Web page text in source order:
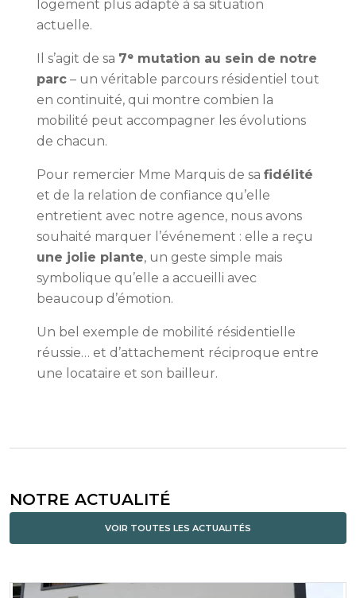
logement plus adapté à sa situation
actuelle.
Il s’agit de sa 7ᵉ mutation au sein de notre
parc– un véritable parcours résidentiel tout
en continuité, qui montre combien la
mobilité peut accompagner les évolutions
de chacun.
Pour remercier Mme Marquis de sa fidélité
et de la relation de confiance qu’elle
entretient avec notre agence, nous avons
souhaité marquer l’événement : elle a reçu
une jolie plante, un geste simple mais
symbolique qu’elle a accueilli avec
beaucoup d’émotion.
Un bel exemple de mobilité résidentielle
réussie… et d’attachement réciproque entre
une locataire et son bailleur.
NOTRE ACTUALITÉ
VOIR TOUTES LES ACTUALITÉS